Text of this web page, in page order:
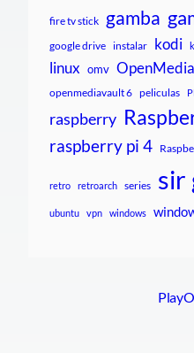
fire tv stick gamba
google drive instalar kodi
linux omv
openmediavault 6 peliculas
raspberry
raspberry pi 4
retro retroarch series sir
ubuntu vpn windows